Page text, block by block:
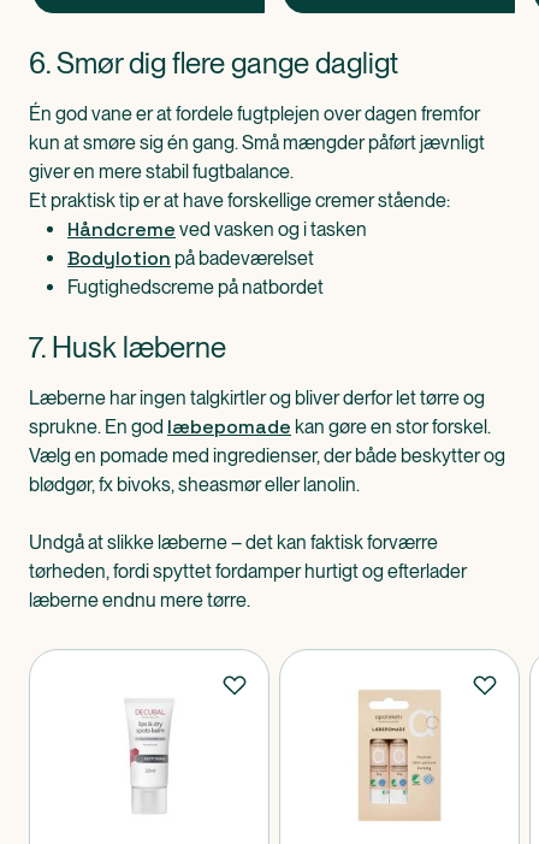
6. Smør dig flere gange dagligt
Én god vane er at fordele fugtplejen over dagen fremfor
kun at smøre sig én gang. Små mængder påført jævnligt
giver en mere stabil fugtbalance.
Et praktisk tip er at have forskellige cremer stående:
Håndcreme ved vasken og i tasken
Bodylotion på badeværelset
Fugtighedscreme på natbordet
7. Husk læberne
Læberne har ingen talgkirtler og bliver derfor let tørre og
sprukne. En god læbepomade kan gøre en stor forskel.
Vælg en pomade med ingredienser, der både beskytter og
blødgør, fx bivoks, sheasmør eller lanolin.
Undgå at slikke læberne – det kan faktisk forværre
tørheden, fordi spyttet fordamper hurtigt og efterlader
læberne endnu mere tørre.
Produkter